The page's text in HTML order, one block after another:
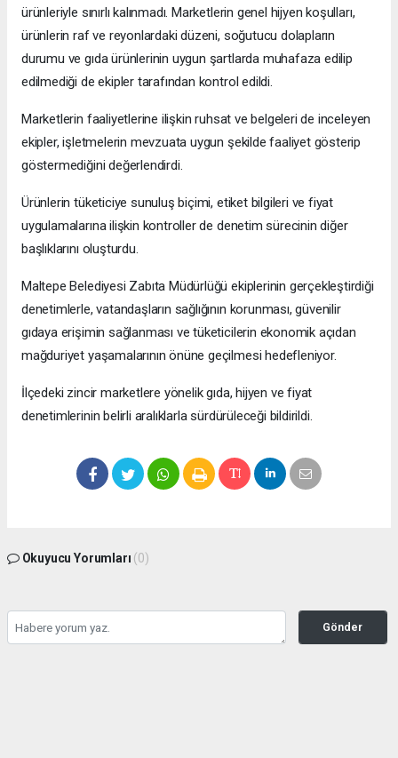
ürünleriyle sınırlı kalınmadı. Marketlerin genel hijyen koşulları,
ürünlerin raf ve reyonlardaki düzeni, soğutucu dolapların
durumu ve gıda ürünlerinin uygun şartlarda muhafaza edilip
edilmediği de ekipler tarafından kontrol edildi.
Marketlerin faaliyetlerine ilişkin ruhsat ve belgeleri de inceleyen
ekipler, işletmelerin mevzuata uygun şekilde faaliyet gösterip
göstermediğini değerlendirdi.
Ürünlerin tüketiciye sunuluş biçimi, etiket bilgileri ve fiyat
uygulamalarına ilişkin kontroller de denetim sürecinin diğer
başlıklarını oluşturdu.
Maltepe Belediyesi Zabıta Müdürlüğü ekiplerinin gerçekleştirdiği
denetimlerle, vatandaşların sağlığının korunması, güvenilir
gıdaya erişimin sağlanması ve tüketicilerin ekonomik açıdan
mağduriyet yaşamalarının önüne geçilmesi hedefleniyor.
İlçedeki zincir marketlere yönelik gıda, hijyen ve fiyat
denetimlerinin belirli aralıklarla sürdürüleceği bildirildi.
Okuyucu Yorumları (0)
Gönder